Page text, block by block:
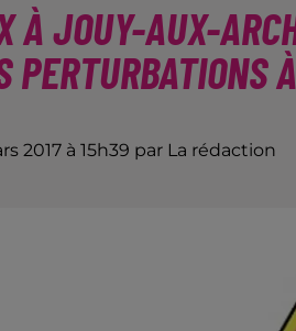
À JOUY-AUX-
PERTURBATIONS
2017 à 15h39 par La rédaction